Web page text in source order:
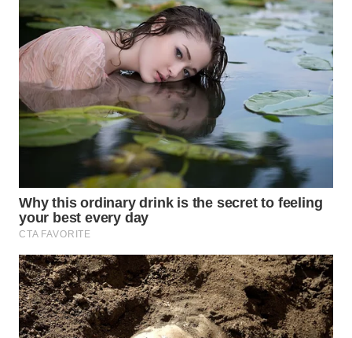
SUMEDANG
WN
CIANJUR
WN
KEPULAUAN
SERIBU
WN
TANGERANG
BINJAI
WN
CIREBON